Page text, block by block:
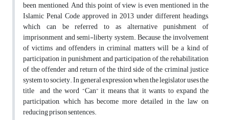
been mentioned, And this point of view is even mentioned in the
Islamic Penal Code approved in 2013 under different headings,
which can be referred to as alternative punishment of
imprisonment and semi-liberty system. Because the involvement
of victims and offenders in criminal matters will be a kind of
participation in punishment and participation of the rehabilitation
of the offender and return of the third side of the criminal justice
system to society. In general expression when the legislator uses the
title and the word “Can” it means that it wants to expand the
participation, which has become more detailed in the law on
reducing prison sentences.